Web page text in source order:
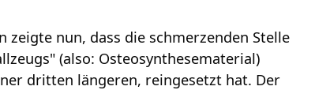
nun, dass die schmerzenden Stelle
(also: Osteosynthesematerial)
dritten längeren, reingesetzt hat. Der